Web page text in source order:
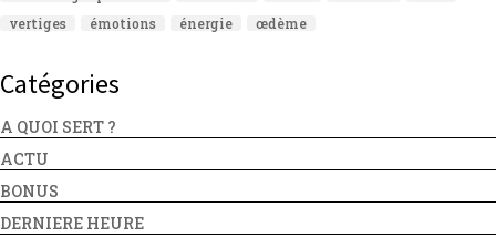
vertiges
émotions énergie œdème
Catégories
A QUOI SERT ?
ACTU
BONUS
DERNIERE HEURE